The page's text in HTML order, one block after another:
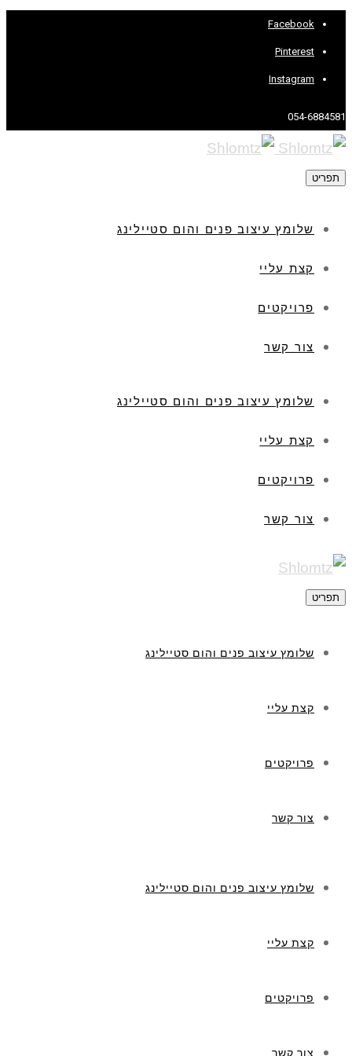
Facebook
Pinterest
Instagram
054-6884581
תפריט
שלומץ עיצוב פנים והום סטיילינג
קצת עליי
פרויקטים
צור קשר
שלומץ עיצוב פנים והום סטיילינג
קצת עליי
פרויקטים
צור קשר
תפריט
שלומץ עיצוב פנים והום סטיילינג
קצת עליי
פרויקטים
צור קשר
שלומץ עיצוב פנים והום סטיילינג
קצת עליי
פרויקטים
צור קשר